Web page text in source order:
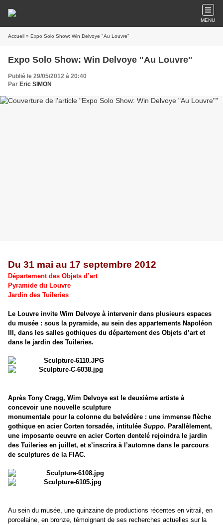
MENU
Accueil » Expo Solo Show: Win Delvoye "Au Louvre"
Expo Solo Show: Win Delvoye "Au Louvre"
Publié le 29/05/2012 à 20:40
Par Eric SIMON
Du 31 mai au 17 septembre 2012
Département des Objets d’art
Pyramide du Louvre
Jardin des Tuileries
Le Louvre invite Wim Delvoye à intervenir dans plusieurs espaces
du musée : sous la pyramide, au sein des appartements Napoléon
III, dans les salles gothiques du département des Objets d’art et
dans le jardin des Tuileries.
Après Tony Cragg, Wim Delvoye est le deuxième artiste à
concevoir une nouvelle sculpture
monumentale pour la colonne du belvédère : une immense flèche
gothique en acier Corten torsadée, intitulée Suppo. Parallèlement,
une imposante oeuvre en acier Corten dentelé rejoindra le jardin
des Tuileries en juillet, et s’inscrira à l’automne dans le parcours
de sculptures de la FIAC.
Au sein du musée, une quinzaine de productions récentes en vitrail, en
porcelaine, en bronze, témoignant de ses recherches actuelles sur la